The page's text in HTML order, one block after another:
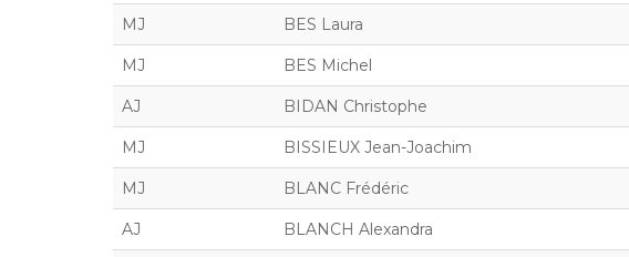
MJ BES Laura
MJ BES Michel
AJ BIDAN Christophe
MJ BISSIEUX Jean-Joachim
MJ BLANC Frédéric
AJ BLANCH Alexandra